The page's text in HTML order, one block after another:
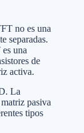
no es una
separadas.
una
de
activa.
La
pasiva
tipos